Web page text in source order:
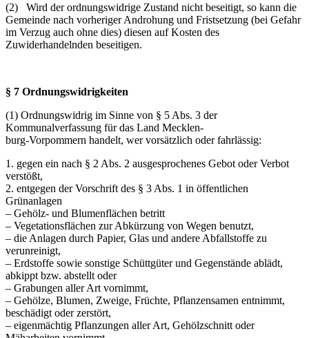
(2) Wird der ordnungswidrige Zustand nicht beseitigt, so kann die
Gemeinde nach vorheriger Androhung und Fristsetzung (bei Gefahr
im Verzug auch ohne dies) diesen auf Kosten des
Zuwiderhandelnden beseitigen.
§ 7 Ordnungswidrigkeiten
(1) Ordnungswidrig im Sinne von § 5 Abs. 3 der
Kommunalverfassung für das Land Mecklen-
burg-Vorpommern handelt, wer vorsätzlich oder fahrlässig:
1. gegen ein nach § 2 Abs. 2 ausgesprochenes Gebot oder Verbot
verstößt,
2. entgegen der Vorschrift des § 3 Abs. 1 in öffentlichen
Grünanlagen
– Gehölz- und Blumenflächen betritt
– Vegetationsflächen zur Abkürzung von Wegen benutzt,
– die Anlagen durch Papier, Glas und andere Abfallstoffe zu
verunreinigt,
– Erdstoffe sowie sonstige Schüttgüter und Gegenstände ablädt,
abkippt bzw. abstellt oder
– Grabungen aller Art vornimmt,
– Gehölze, Blumen, Zweige, Früchte, Pflanzensamen entnimmt,
beschädigt oder zerstört,
– eigenmächtig Pflanzungen aller Art, Gehölzschnitt oder